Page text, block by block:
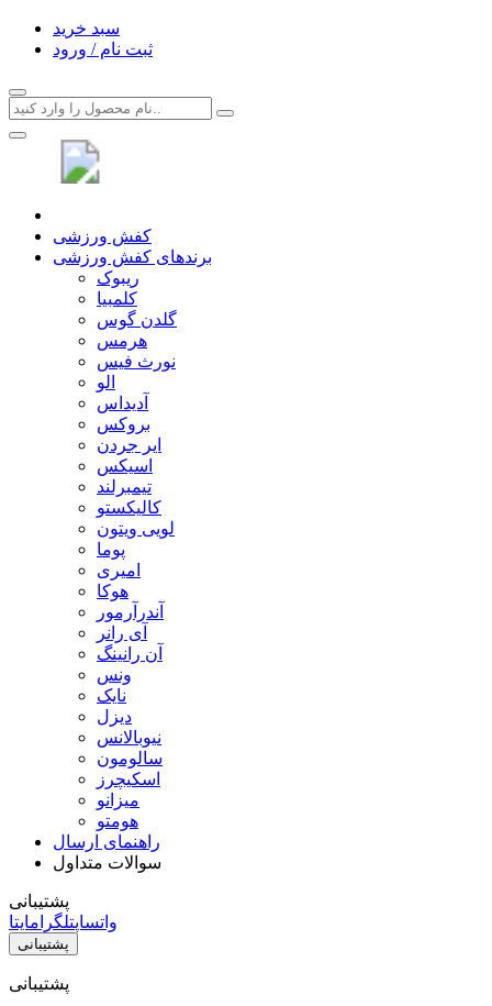
سبد خرید
ثبت نام / ورود
کفش ورزشی
برندهای کفش ورزشی
ریبوک
کلمبیا
گلدن گوس
هرمس
نورث فیس
الو
آدیداس
بروکس
ایر جردن
اسیکس
تیمبرلند
کالیکستو
لویی ویتون
پوما
امیری
هوکا
آندرآرمور
آی رانر
آن رانینگ
ونس
نایک
دیزل
نیوبالانس
سالومون
اسکیچرز
میزانو
هومتو
راهنمای ارسال
سوالات متداول
پشتیبانی
واتساپتلگرامایتا
پشتیبانی
پشتیبانی